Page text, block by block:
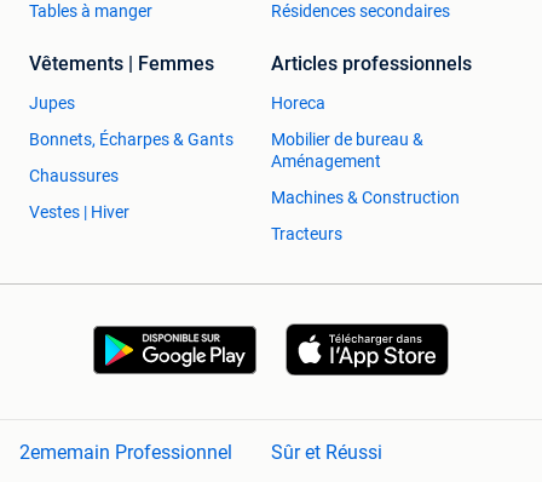
Tables à manger
Résidences secondaires
Vêtements | Femmes
Jupes
Bonnets, Écharpes & Gants
Chaussures
Vestes | Hiver
Articles professionnels
Horeca
Mobilier de bureau &
Aménagement
Machines & Construction
Tracteurs
2ememain Professionnel Sûr et Réussi